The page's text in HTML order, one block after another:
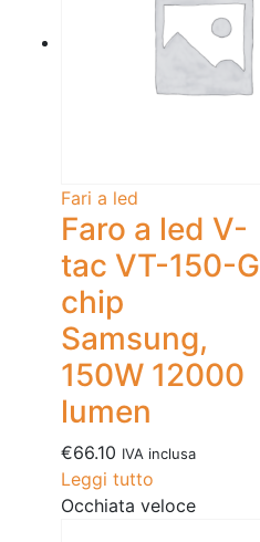
Fari a led
Faro a led V-
tac VT-150-G
chip
Samsung,
150W 12000
lumen
€66.10 IVA inclusa
Leggi tutto
Occhiata veloce